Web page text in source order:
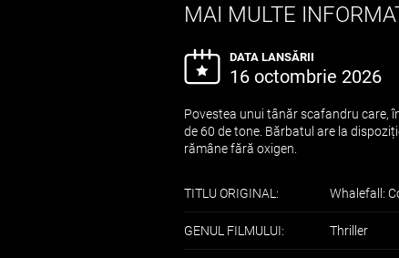
MAI MULTE
DATA LANSĂRII
16 octombrie 2026
Povestea unui tânăr scafandru care,
de 60 de tone. Bărbatul are la
rămâne fără oxigen.
TITLU ORIGINAL: Whalefall:
GENUL FILMULUI: Thriller